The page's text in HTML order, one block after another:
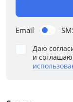
Кухня Леон
от 11700 п/м
Посмотреть
Email
Даю
и